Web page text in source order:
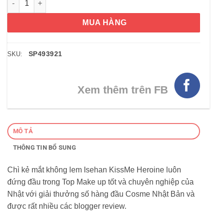
MUA HÀNG
SKU: SP493921
Xem thêm trên FB
MÔ TẢ
THÔNG TIN BỔ SUNG
Chì kẻ mắt không lem Isehan KissMe Heroine luôn
đứng đầu trong Top Make up tốt và chuyên nghiệp của
Nhật với giải thưởng số hàng đầu Cosme Nhật Bản và
được rất nhiều các blogger review.